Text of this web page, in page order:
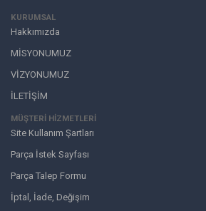
KURUMSAL
Hakkımızda
MİSYONUMUZ
VİZYONUMUZ
İLETİŞİM
MÜŞTERI HIZMETLERI
Site Kullanım Şartları
Parça İstek Sayfası
Parça Talep Formu
İptal, İade, Değişim